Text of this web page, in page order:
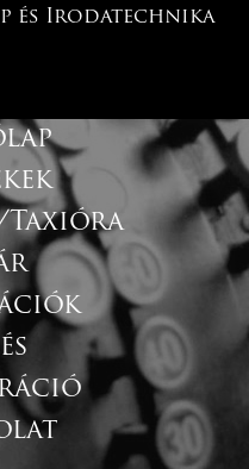
és Irodatechnika
Taxióra